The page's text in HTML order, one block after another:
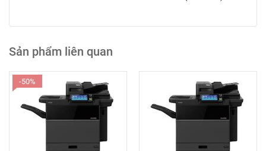
Sản phẩm liên quan
-50%